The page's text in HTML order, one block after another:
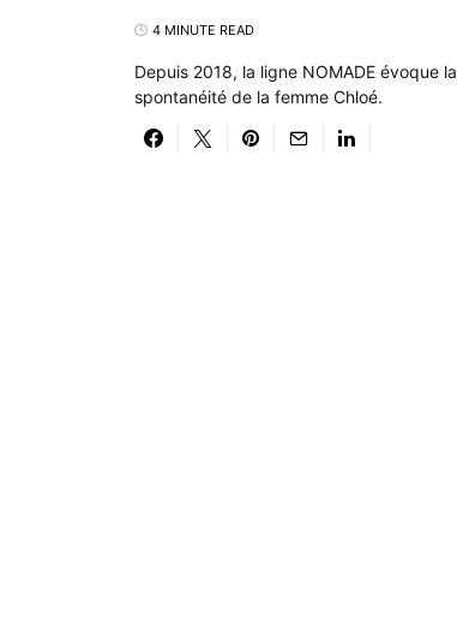
4 MINUTE READ
Depuis 2018, la ligne NOMADE évoque la
spontanéité de la femme Chloé.